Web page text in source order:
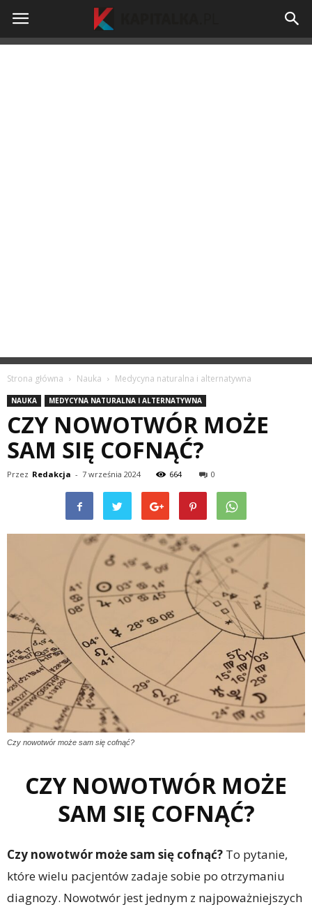
kapitalka.pl
Strona główna Nauka Medycyna naturalna i alternatywna
NAUKA MEDYCYNA NATURALNA I ALTERNATYWNA
CZY NOWOTWÓR MOŻE
SAM SIĘ COFNĄĆ?
Przez Redakcja - 7 września 2024 664 0
Czy nowotwór może sam się cofnąć?
CZY NOWOTWÓR MOŻE
SAM SIĘ COFNĄĆ?
Czy nowotwór może sam się cofnąć? To pytanie,
które wielu pacjentów zadaje sobie po otrzymaniu
diagnozy. Nowotwór jest jednym z najpoważniejszych